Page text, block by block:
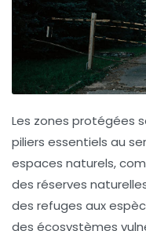
Les zones protégées
piliers essentiels au
espaces naturels,
des réserves
des refuges aux
des écosystèmes